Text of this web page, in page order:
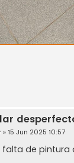
» 15 Jun 2025 10:57
falta de pintura